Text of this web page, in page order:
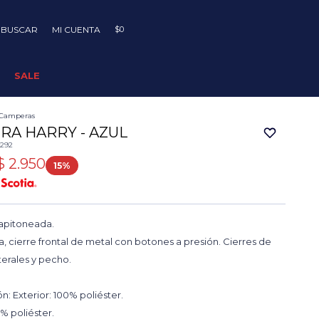
SALE
$0
HARRY - AZUL
2.950 15
cierre frontal de metal con botones a presión. Cierres de
y pecho.
Exterior: 100% poliéster.
poliéster.